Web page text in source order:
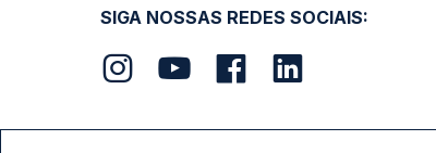
SIGA NOSSAS REDES SOCIAIS: